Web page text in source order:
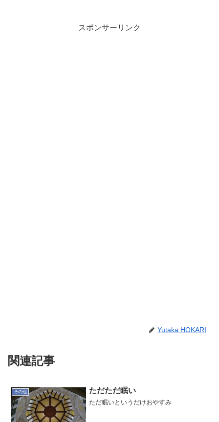
スポンサーリンク
Yutaka HOKARI
関連記事
その他 ただただ眠い
ただ眠いというだけおやすみ